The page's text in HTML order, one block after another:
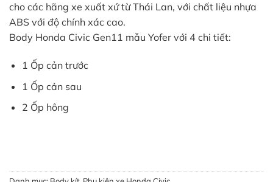
cho các hãng xe xuất xứ từ Thái Lan, với chất liệu nhựa
ABS với độ chính xác cao.
Body Honda Civic Gen11 mẫu Yofer với 4 chi tiết:
1 Ốp cản trước
1 Ốp cản sau
2 Ốp hông